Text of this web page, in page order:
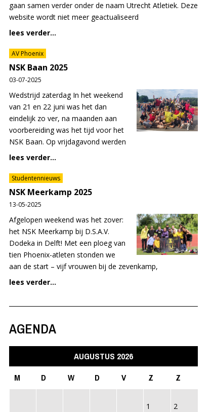
gaan samen verder onder de naam Utrecht Atletiek. Deze
website wordt niet meer geactualiseerd
lees verder...
AV Phoenix
NSK Baan 2025
03-07-2025
Wedstrijd zaterdag In het weekend
van 21 en 22 juni was het dan
eindelijk zo ver, na maanden aan
voorbereiding was het tijd voor het
NSK Baan. Op vrijdagavond werden
lees verder...
Studentennieuws
NSK Meerkamp 2025
13-05-2025
Afgelopen weekend was het zover:
het NSK Meerkamp bij D.S.A.V.
Dodeka in Delft! Met een ploeg van
tien Phoenix-atleten stonden we
aan de start – vijf vrouwen bij de zevenkamp,
lees verder...
AGENDA
AUGUSTUS 2026
M
D W D V Z Z
1 2